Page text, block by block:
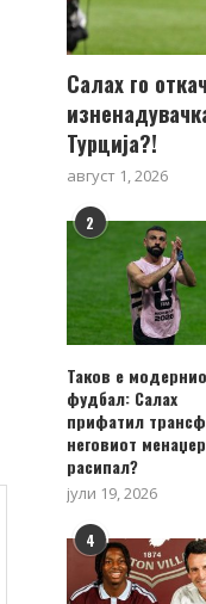
Салах го
Турција?!
август 1, 2026
2
Таков е
фудбал: Салах
прифатил
неговиот
расипал?
јули 19, 2026
4